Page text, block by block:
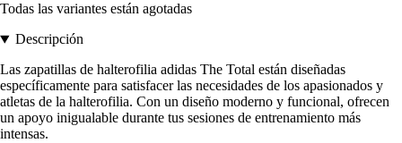
Todas las variantes están agotadas
Descripción
Las zapatillas de halterofilia adidas The Total están diseñadas
específicamente para satisfacer las necesidades de los apasionados y
atletas de la halterofilia. Con un diseño moderno y funcional, ofrecen
un apoyo inigualable durante tus sesiones de entrenamiento más
intensas.